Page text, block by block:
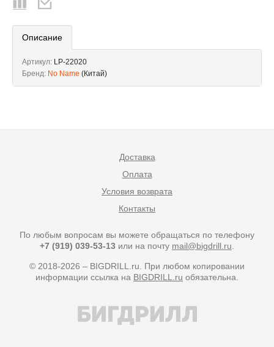
Описание
Артикул: LP-22020
Бренд: No Name (Китай)
Доставка
Оплата
Условия возврата
Контакты
По любым вопросам вы можете обращаться по телефону
+7 (919) 039-53-13 или на почту mail@bigdrill.ru
© 2018-2026 – BIGDRILL.ru. При любом копировании
информации ссылка на BIGDRILL.ru обязательна.